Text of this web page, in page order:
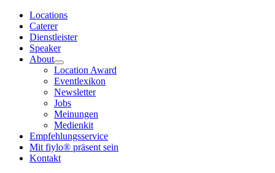
Locations
Caterer
Dienstleister
Speaker
About
Location Award
Eventlexikon
Newsletter
Jobs
Meinungen
Medienkit
Empfehlungsservice
Mit fiylo® präsent sein
Kontakt